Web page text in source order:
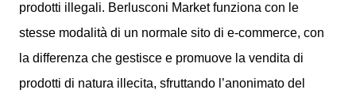
prodotti illegali. Berlusconi Market funziona con le
stesse modalità di un normale sito di e-commerce, con
la differenza che gestisce e promuove la vendita di
prodotti di natura illecita, sfruttando l’anonimato del